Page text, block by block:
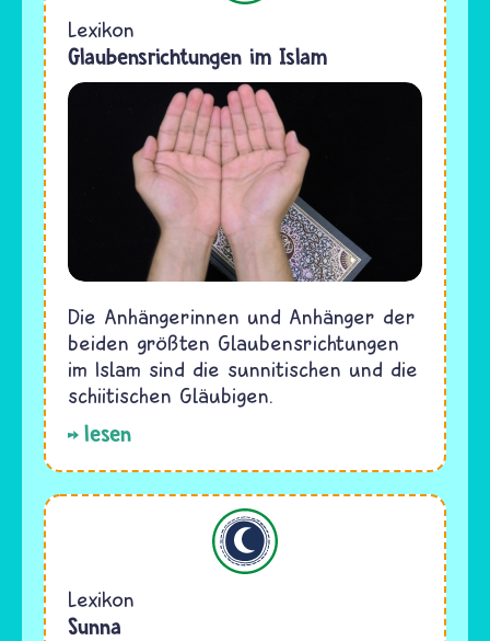
Lexikon
Glaubensrichtungen im Islam
Die Anhängerinnen und Anhänger der
beiden größten Glaubensrichtungen
im Islam sind die sunnitischen und die
schiitischen Gläubigen.
lesen
Lexikon
Sunna